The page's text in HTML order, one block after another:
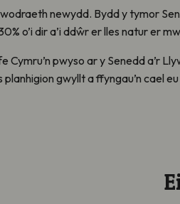
newydd. Bydd y tymor
o’i dir a’i ddŵr er lles natur er
Cymru’n pwyso ar y Senedd a’r
gwyllt a ffyngau’n cael